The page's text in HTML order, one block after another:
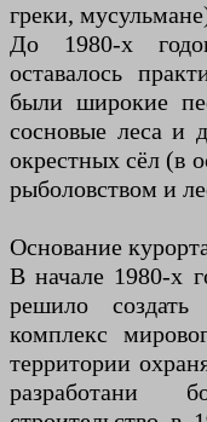
греки,
До 1980-х
оставалось
были широкие
сосновые леса и
окрестных сёл (в
рыболовством и
Основание
В начале 1980-х
решило создать
комплекс
территории
разработани